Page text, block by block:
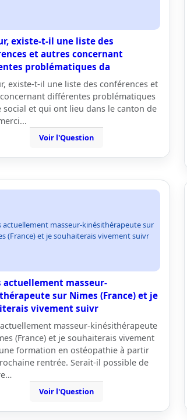
existe-t-il une liste des
et autres concernant
problématiques da
existe-t-il une liste des conférences et
différentes problématiques
social et qui ont lieu dans le canton de
Voir l'Question
actuellement masseur-kinésithérapeute sur
(France) et je souhaiterais vivement suivr
actuellement masseur-
sur Nimes (France) et je
vivement suivr
actuellement masseur-kinésithérapeute
(France) et je souhaiterais vivement
formation en ostéopathie à partir
rentrée. Serait-il possible de
Voir l'Question